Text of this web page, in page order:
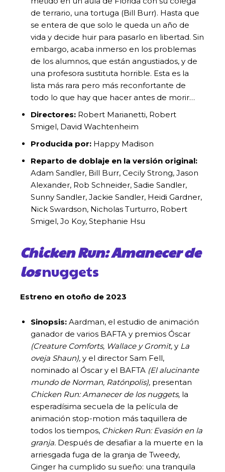
de terrario, una tortuga (Bill Burr). Hasta que
se entera de que solo le queda un año de
vida y decide huir para pasarlo en libertad. Sin
embargo, acaba inmerso en los problemas
de los alumnos, que están angustiados, y de
una profesora sustituta horrible. Esta es la
lista más rara pero más reconfortante de
todo lo que hay que hacer antes de morir…
Directores: Robert Marianetti, Robert
Smigel, David Wachtenheim
Producida por: Happy Madison
Reparto de doblaje en la versión original:
Adam Sandler, Bill Burr, Cecily Strong, Jason
Alexander, Rob Schneider, Sadie Sandler,
Sunny Sandler, Jackie Sandler, Heidi Gardner,
Nick Swardson, Nicholas Turturro, Robert
Smigel, Jo Koy, Stephanie Hsu
Chicken Run: Amanecer de
losnuggets
Estreno en otoño de 2023
Sinopsis: Aardman, el estudio de animación
ganador de varios BAFTA y premios Óscar
(Creature Comforts, Wallace y Gromit, y La
oveja Shaun), y el director Sam Fell,
nominado al Óscar y el BAFTA (El alucinante
mundo de Norman, Ratónpolis), presentan
Chicken Run: Amanecer de los nuggets, la
esperadísima secuela de la película de
animación stop-motion más taquillera de
todos los tiempos, Chicken Run: Evasión en la
granja. Después de desafiar a la muerte en la
arriesgada fuga de la granja de Tweedy,
Ginger ha cumplido su sueño: una tranquila